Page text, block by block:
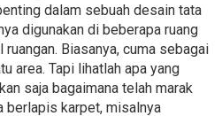
dalam sebuah desain tata
digunakan di beberapa ruang
Biasanya, cuma sebagai
area. Tapi lihatlah apa yang
saja bagaimana telah marak
berlapis karpet, misalnya